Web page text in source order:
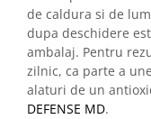
de caldura si de
dupa deschidere
ambalaj. Pentru
zilnic, ca parte a
alaturi de un
DEFENSE MD.